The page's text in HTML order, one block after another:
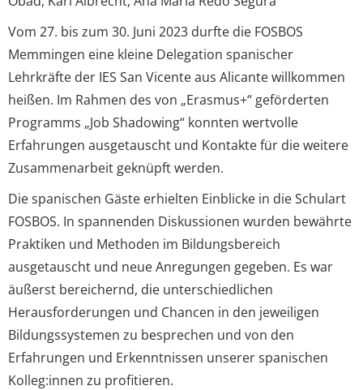
Vom 27. bis zum 30. Juni 2023 durfte die FOSBOS
Memmingen eine kleine Delegation spanischer
Lehrkräfte der IES San Vicente aus Alicante willkommen
heißen. Im Rahmen des von „Erasmus+“ geförderten
Programms „Job Shadowing“ konnten wertvolle
Erfahrungen ausgetauscht und Kontakte für die weitere
Zusammenarbeit geknüpft werden.
Die spanischen Gäste erhielten Einblicke in die Schulart
FOSBOS. In spannenden Diskussionen wurden bewährte
Praktiken und Methoden im Bildungsbereich
ausgetauscht und neue Anregungen gegeben. Es war
äußerst bereichernd, die unterschiedlichen
Herausforderungen und Chancen in den jeweiligen
Bildungssystemen zu besprechen und von den
Erfahrungen und Erkenntnissen unserer spanischen
Kolleg:innen zu profitieren.